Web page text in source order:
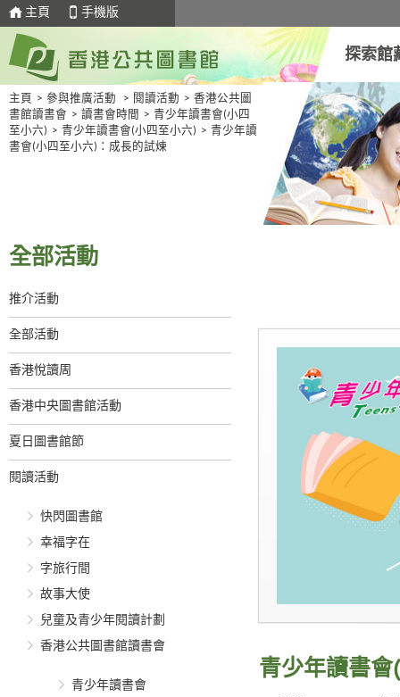
主頁 手機版
探索館
主頁 > 參與推廣活動 > 閱讀活動 > 香港公共圖
書館讀書會 > 讀書會時間 > 青少年讀書會(小四
至小六) > 青少年讀書會(小四至小六) > 青少年讀
書會(小四至小六)：成長的試煉
全部活動
推介活動
全部活動
香港悅讀周
香港中央圖書館活動
夏日圖書館節
閱讀活動
快閃圖書館
幸福字在
字旅行間
故事大使
兒童及青少年閱讀計劃
香港公共圖書館讀書會
青少年讀書會
青少年讀書會